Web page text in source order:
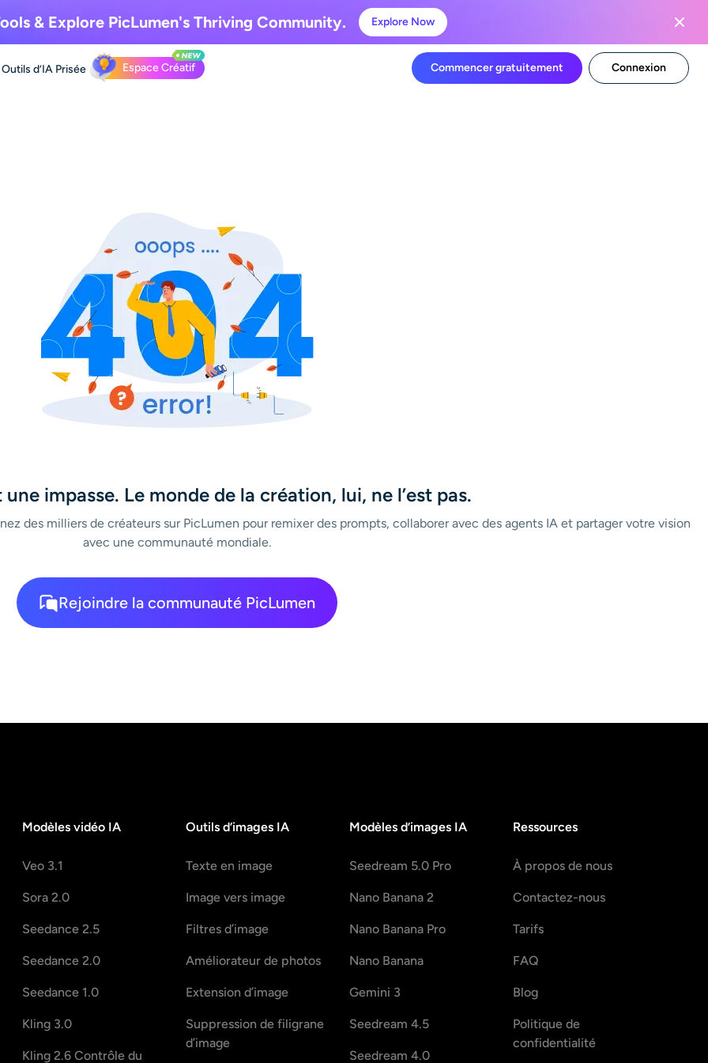
& ExplorePicLumen's Thriving Community. Explore Now
Outils d’IA Prisée Espace Créatif Commencer gratuitement Connexion
impasse. Le monde de la création, lui, ne l’est pas.
des milliers de créateurs sur PicLumen pour remixer des prompts, collaborer avec des agents IA et partager votre vision
avec une communauté mondiale.
Rejoindre la communauté PicLumen
Modèles vidéo IA
Veo 3.1
Sora 2.0
Seedance 2.5
Seedance 2.0
Seedance 1.0
Kling 3.0
Kling 2.6 Contrôle du
Outils d’images IA
Texte en image
Image vers image
Filtres d’image
Améliorateur de photos
Extension d’image
Suppression de filigrane
d’image
Modèles d’images IA
Seedream 5.0 Pro
Nano Banana 2
Nano Banana Pro
Nano Banana
Gemini 3
Seedream 4.5
Seedream 4.0
Ressources
À propos de nous
Contactez-nous
Tarifs
FAQ
Blog
Politique de
confidentialité